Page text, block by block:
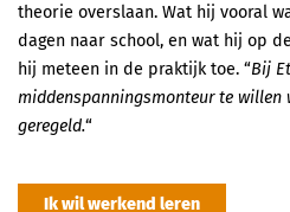
theorie overslaan. Wat hij vooral
dagen naar school, en wat hij op
hij meteen in de praktijk toe. “Bij
middenspanningsmonteur te willen
geregeld.“
Ik wil werkend leren